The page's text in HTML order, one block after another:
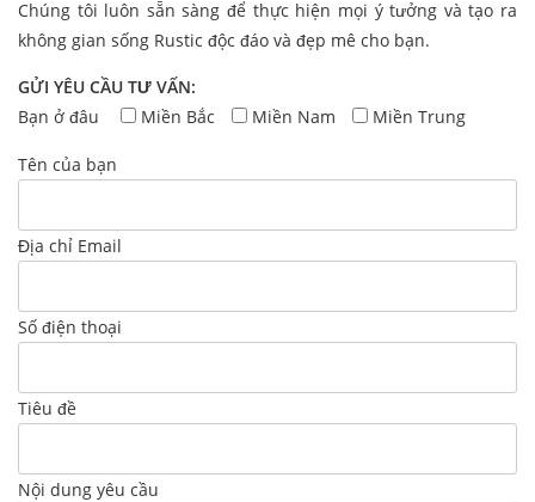
Chúng tôi luôn sẵn sàng để thực hiện mọi ý tưởng và tạo ra
không gian sống Rustic độc đáo và đẹp mê cho bạn.
GỬI YÊU CẦU TƯ VẤN:
Bạn ở đâu
Miền Bắc Miền Nam Miền Trung
Tên của bạn
Địa chỉ Email
Số điện thoại
Tiêu đề
Nội dung yêu cầu